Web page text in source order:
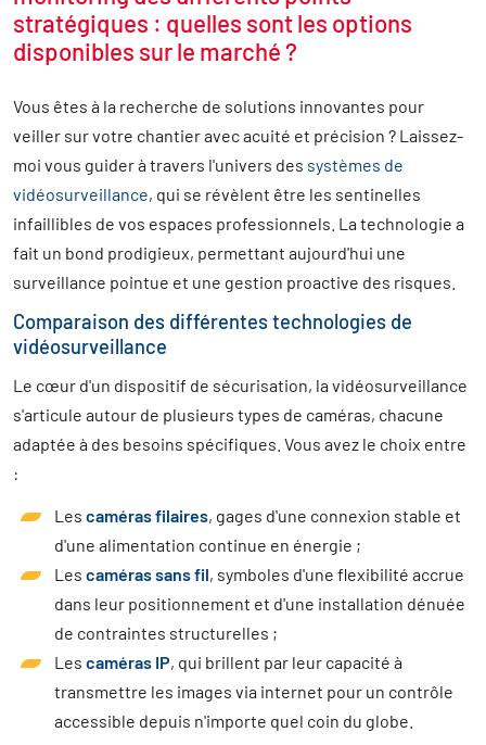
stratégiques : quelles sont les options
disponibles sur le marché ?
Vous êtes à la recherche de solutions innovantes pour
veiller sur votre chantier avec acuité et précision ? Laissez-
moi vous guider à travers l'univers des systèmes de
vidéosurveillance, qui se révèlent être les sentinelles
infaillibles de vos espaces professionnels. La technologie a
fait un bond prodigieux, permettant aujourd'hui une
surveillance pointue et une gestion proactive des risques.
Comparaison des différentes technologies de
vidéosurveillance
Le cœur d'un dispositif de sécurisation, la vidéosurveillance
s'articule autour de plusieurs types de caméras, chacune
adaptée à des besoins spécifiques. Vous avez le choix entre
:
Les caméras filaires, gages d'une connexion stable et
d'une alimentation continue en énergie ;
Les caméras sans fil, symboles d'une flexibilité accrue
dans leur positionnement et d'une installation dénuée
de contraintes structurelles ;
Les caméras IP, qui brillent par leur capacité à
transmettre les images via internet pour un contrôle
accessible depuis n'importe quel coin du globe.